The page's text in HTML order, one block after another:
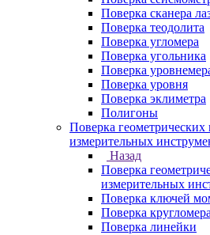
Поверка сканера
Поверка теодолита
Поверка угломера
Поверка угольника
Поверка
Поверка уровня
Поверка эклиметра
Полигоны
Поверка
измерительных
Назад
Поверка
измерительных
Поверка ключей
Поверка кругломера
Поверка линейки